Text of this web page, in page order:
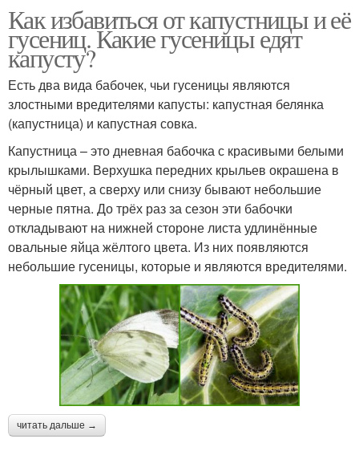
Как избавиться от капустницы и её
гусениц. Какие гусеницы едят
капусту?
Есть два вида бабочек, чьи гусеницы являются
злостными вредителями капусты: капустная белянка
(капустница) и капустная совка.
Капустница – это дневная бабочка с красивыми белыми
крылышками. Верхушка передних крыльев окрашена в
чёрный цвет, а сверху или снизу бывают небольшие
черные пятна. До трёх раз за сезон эти бабочки
откладывают на нижней стороне листа удлинённые
овальные яйца жёлтого цвета. Из них появляются
небольшие гусеницы, которые и являются вредителями.
читать дальше →